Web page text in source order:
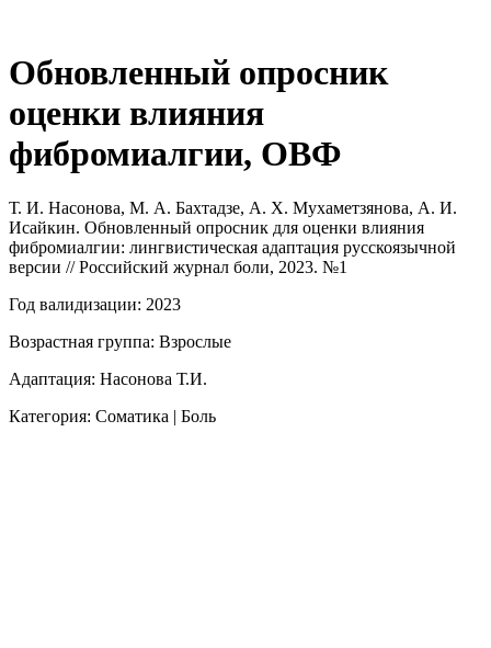
Обновленный опросник
оценки влияния
фибромиалгии, ОВФ
Т. И. Насонова, М. А. Бахтадзе, А. Х. Мухаметзянова, А. И.
Исайкин. Обновленный опросник для оценки влияния
фибромиалгии: лингвистическая адаптация русскоязычной
версии // Российский журнал боли, 2023. №1
Год валидизации: 2023
Возрастная группа: Взрослые
Адаптация: Насонова Т.И.
Категория: Соматика | Боль